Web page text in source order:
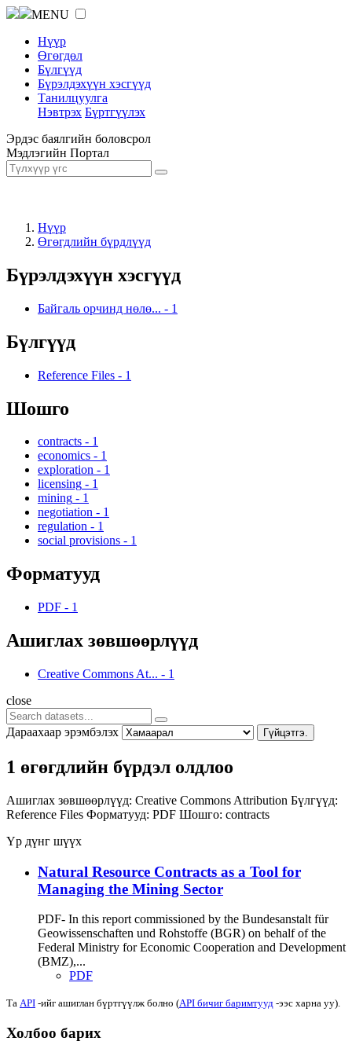
MENU
Нүүр
Өгөгдөл
Бүлгүүд
Бүрэлдэхүүн хэсгүүд
Танилцуулга
Нэвтрэх Бүртгүүлэх
Эрдэс баялгийн боловсрол
Мэдлэгийн Портал
Нүүр
Өгөгдлийн бүрдлүүд
Бүрэлдэхүүн хэсгүүд
Байгаль орчинд нөлө... - 1
Бүлгүүд
Reference Files - 1
Шошго
contracts - 1
economics - 1
exploration - 1
licensing - 1
mining - 1
negotiation - 1
regulation - 1
social provisions - 1
Форматууд
PDF - 1
Ашиглах зөвшөөрлүүд
Creative Commons At... - 1
close
Дараахаар эрэмбэлэх Гүйцэтгэ.
1 өгөгдлийн бүрдэл олдлоо
Ашиглах зөвшөөрлүүд: Creative Commons Attribution Бүлгүүд:
Reference Files Форматууд: PDF Шошго: contracts
Үр дүнг шүүх
Natural Resource Contracts as a Tool for
Managing the Mining Sector
PDF- In this report commissioned by the Bundesanstalt für
Geowissenschaften und Rohstoffe (BGR) on behalf of the
Federal Ministry for Economic Cooperation and Development
(BMZ),...
PDF
Та API -ийг ашиглан бүртгүүлж болно (API бичиг баримтууд -ээс харна уу).
Холбоо барих